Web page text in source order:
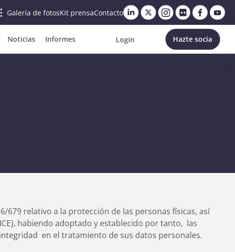
Galería de fotosKit prensaContacto
Noticias Informes Login Hazte socia
679 relativo a la protección de las personas físicas, así
habiendo adoptado y establecido por tanto, las
en el tratamiento de sus datos personales.